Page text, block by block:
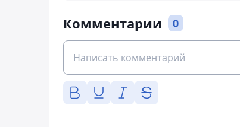
Комментарии 0